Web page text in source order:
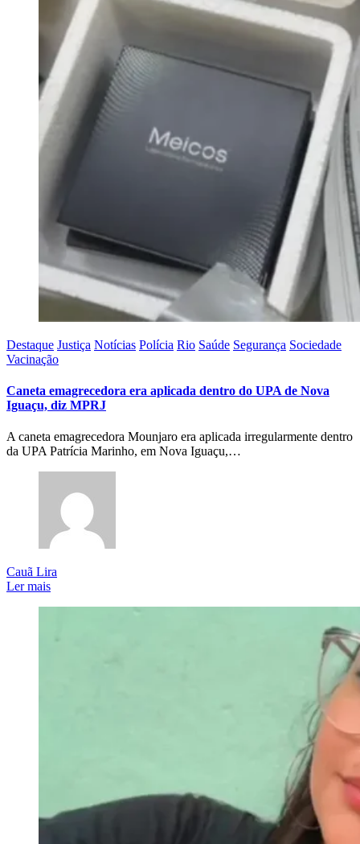
Destaque Justiça Notícias Polícia Rio Saúde Segurança Sociedade
Vacinação
Caneta emagrecedora era aplicada dentro do UPA de Nova
Iguaçu, diz MPRJ
A caneta emagrecedora Mounjaro era aplicada irregularmente dentro
da UPA Patrícia Marinho, em Nova Iguaçu,…
Cauã Lira
Ler mais